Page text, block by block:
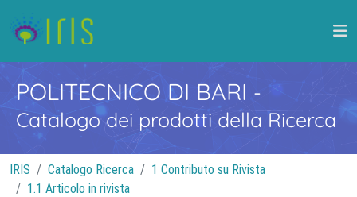
POLITECNICO DI BARI -
Catalogo dei prodotti della Ricerca
IRIS Catalogo Ricerca
1 Contributo su Rivista
1.1 Articolo in rivista